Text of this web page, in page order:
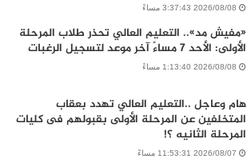
2026/08/08 3:37:43 مساءً
«مفيش مد».. التعليم العالي تحذر طلاب المرحلة
الأولى: الأحد 7 مساءً آخر موعد لتسجيل الرغبات
2026/08/08 1:13:40 مساءً
هام وعاجل ..التعليم العالي تهدد بعقاب
المتخلفين عن المرحلة الأولى بقبولهم فى كليات
المرحلة الثانيه ؟!
2026/08/07 11:53:31 مساءً